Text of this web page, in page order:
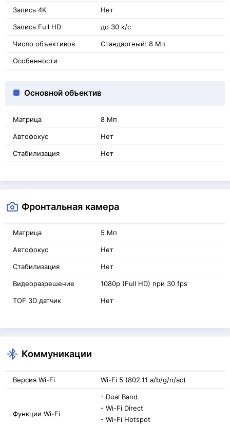
Запись 4K Нет
Запись Full HD до 30 к/с
Число объективов Стандартный: 8 Мп
Особенности
Основной объектив
Матрица 8 Мп
Автофокус Нет
Стабилизация Нет
Фронтальная камера
Матрица 5 Мп
Автофокус Нет
Стабилизация Нет
Видеоразрешение 1080p (Full HD) при 30 fps
TOF 3D датчик Нет
Коммуникации
Версия Wi-Fi Wi-Fi 5 (802.11 a/b/g/n/ac)
Функции Wi-Fi
- Dual Band
- Wi-Fi Direct
- Wi-Fi Hotspot